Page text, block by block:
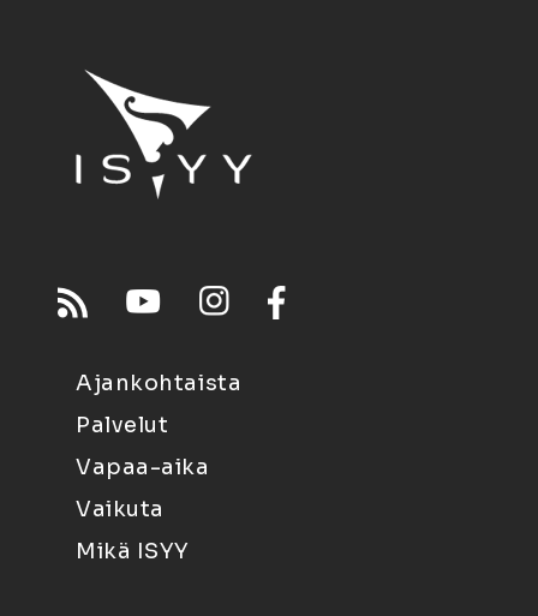
Ajankohtaista
Palvelut
Vapaa-aika
Vaikuta
Mikä ISYY